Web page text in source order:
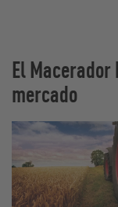
El
mercado